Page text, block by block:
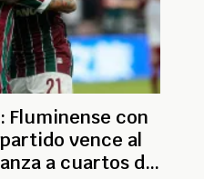
Fluminense con
vence al
a cuartos de